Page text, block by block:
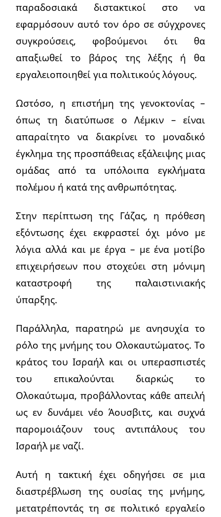
παραδοσιακά διστακτικοί στο να
εφαρμόσουν αυτό τον όρο σε σύγχρονες
συγκρούσεις, φοβούμενοι ότι θα
απαξιωθεί το βάρος της λέξης ή θα
εργαλειοποιηθεί για πολιτικούς λόγους.
Ωστόσο, η επιστήμη της γενοκτονίας –
όπως τη διατύπωσε ο Λέμκιν – είναι
απαραίτητο να διακρίνει το μοναδικό
έγκλημα της προσπάθειας εξάλειψης μιας
ομάδας από τα υπόλοιπα εγκλήματα
πολέμου ή κατά της ανθρωπότητας.
Στην περίπτωση της Γάζας, η πρόθεση
εξόντωσης έχει εκφραστεί όχι μόνο με
λόγια αλλά και με έργα – με ένα μοτίβο
επιχειρήσεων που στοχεύει στη μόνιμη
καταστροφή της παλαιστινιακής
ύπαρξης.
Παράλληλα, παρατηρώ με ανησυχία το
ρόλο της μνήμης του Ολοκαυτώματος. Το
κράτος του Ισραήλ και οι υπερασπιστές
του επικαλούνται διαρκώς το
Ολοκαύτωμα, προβάλλοντας κάθε απειλή
ως εν δυνάμει νέο Άουσβιτς, και συχνά
παρομοιάζουν τους αντιπάλους του
Ισραήλ με ναζί.
Αυτή η τακτική έχει οδηγήσει σε μια
διαστρέβλωση της ουσίας της μνήμης,
μετατρέποντάς τη σε πολιτικό εργαλείο